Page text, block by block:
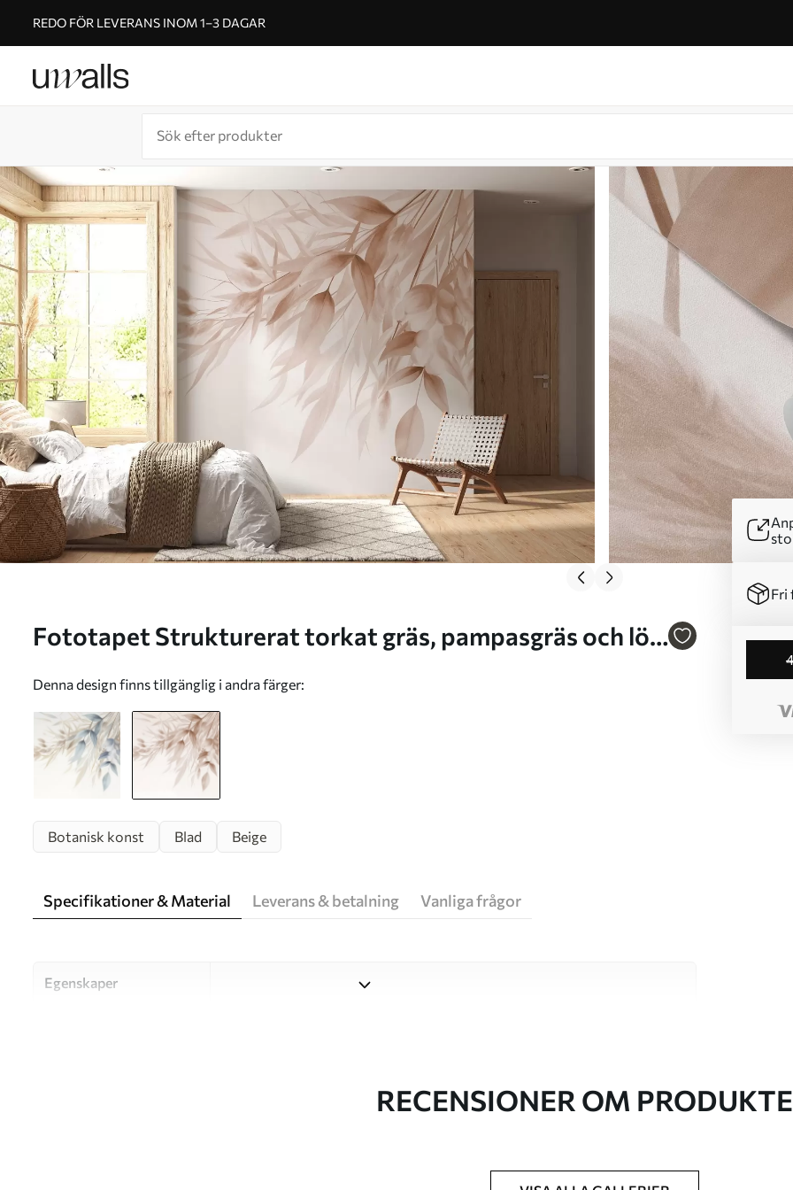
REDO FÖR LEVERANS INOM 1–3 DAGAR
Fototapet Strukturerat torkat gräs, pampasgräs och löv,
Denna design finns tillgänglig i andra färger:
Fri
Botanisk konst Blad Beige
Specifikationer & Material Leverans & betalning Vanliga frågor
Egenskaper
RECENSIONER OM